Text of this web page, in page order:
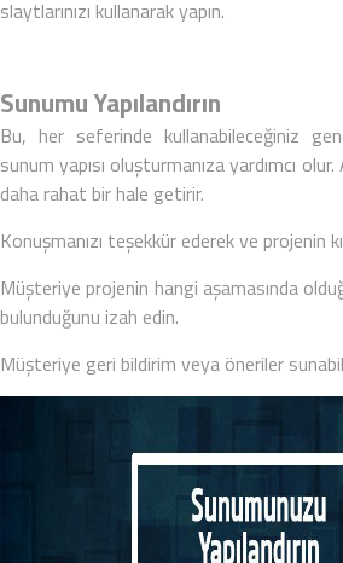
slaytlarınızı kullanarak yapın.
Sunumu Yapılandırın
Bu, her seferinde kullanabileceğiniz
sunum yapısı oluşturmanıza yardımcı
daha rahat bir hale getirir.
Konuşmanızı teşekkür ederek ve projenin
Müşteriye projenin hangi aşamasında
bulunduğunu izah edin.
Müşteriye geri bildirim veya öneriler